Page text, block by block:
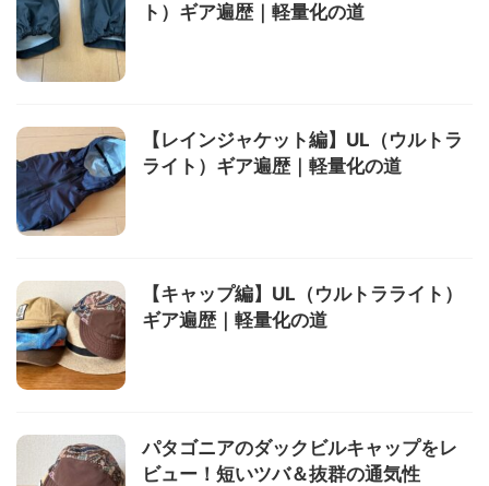
ト）ギア遍歴｜軽量化の道
【レインジャケット編】UL（ウルトラ
ライト）ギア遍歴｜軽量化の道
【キャップ編】UL（ウルトラライト）
ギア遍歴｜軽量化の道
パタゴニアのダックビルキャップをレ
ビュー！短いツバ＆抜群の通気性